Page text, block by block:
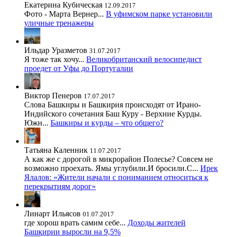
Екатерина Кубическая 12.09.2017
Фото - Марта Вернер... В уфимском парке установили
уличные тренажеры
Ильдар Уразметов 31.07.2017
Я тоже так хочу... Великобританский велосипедист
проедет от Уфы до Португалии
Виктор Пенеров 17.07.2017
Слова Башкиры и Башкирия происходят от Ирано-
Индийского сочетания Баш Куру - Верхние Курды.
Южн... Башкиры и курды – что общего?
Татьяна Каленник 11.07.2017
А как же с дорогой в микрорайон Полесье? Совсем не
возможно проехать. Ямы углубили.И бросили.С... Ирек
Ялалов: «Жители начали с пониманием относиться к
перекрытиям дорог»
Линарт Ильясов 01.07.2017
где хорош врать самим себе... Доходы жителей
Башкирии выросли на 9,5%